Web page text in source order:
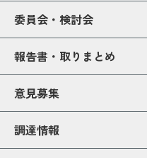
委員会・検討会
報告書・取りまとめ
意見募集
調達情報